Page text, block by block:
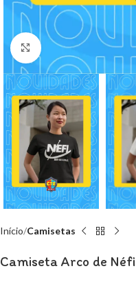
Clique para ampliar
Início Camisetas
Camiseta Arco de Néfi